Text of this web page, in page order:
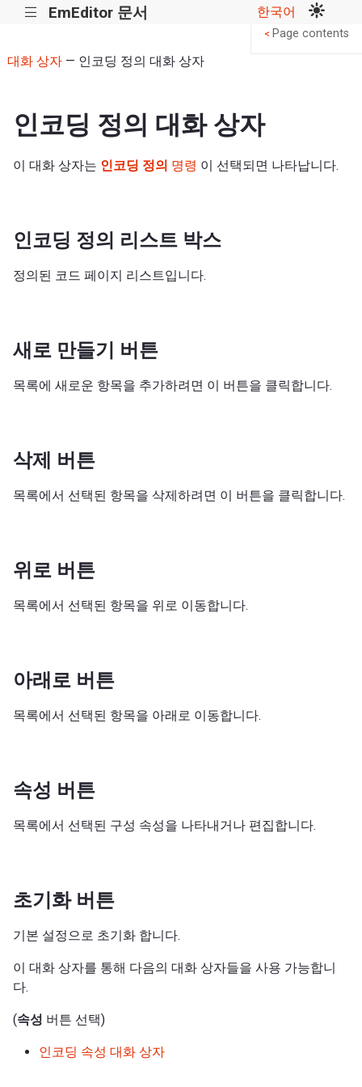
||| EmEditor 문서 한국어
대화 상자— 인코딩 정의 대화 상자
인코딩 정의 대화 상자
이 대화 상자는 인코딩 정의 명령 이 선택되면 나타납니다.
인코딩 정의 리스트 박스
정의된 코드 페이지 리스트입니다.
새로 만들기 버튼
목록에 새로운 항목을 추가하려면 이 버튼을 클릭합니다.
삭제 버튼
목록에서 선택된 항목을 삭제하려면 이 버튼을 클릭합니다.
위로 버튼
목록에서 선택된 항목을 위로 이동합니다.
아래로 버튼
목록에서 선택된 항목을 아래로 이동합니다.
속성 버튼
목록에서 선택된 구성 속성을 나타내거나 편집합니다.
초기화 버튼
기본 설정으로 초기화 합니다.
이 대화 상자를 통해 다음의 대화 상자들을 사용 가능합니
다.
(속성 버튼 선택)
인코딩 속성 대화 상자
< Page contents